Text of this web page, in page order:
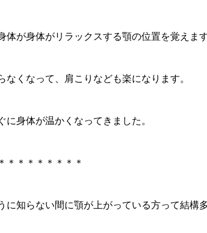
が身体がリラックスする顎の位置を覚えま
くなって、肩こりなども楽になります。
身体が温かくなってきました。
＊＊＊＊＊＊＊
知らない間に顎が上がっている方って結構多